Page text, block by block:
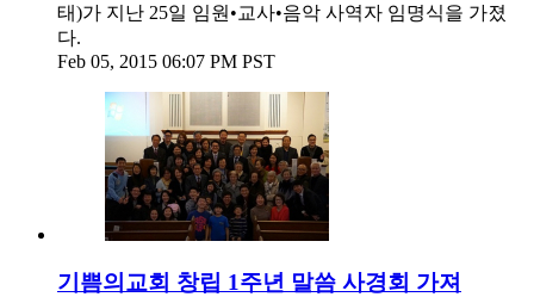
태)가 지난 25일 임원•교사•음악 사역자 임명식을 가졌
다.
Feb 05, 2015 06:07 PM PST
기쁨의교회 창립 1주년 말씀 사경회 가져